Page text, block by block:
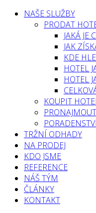
NAŠE SLUŽBY
PRODAT
JAKÁ JE
JAK
KDE
HOTEL
HOTEL
KOUPIT
PORADENSTVÍ
TRŽNÍ ODHADY
NA PRODEJ
KDO JSME
REFERENCE
NÁŠ TÝM
ČLÁNKY
KONTAKT